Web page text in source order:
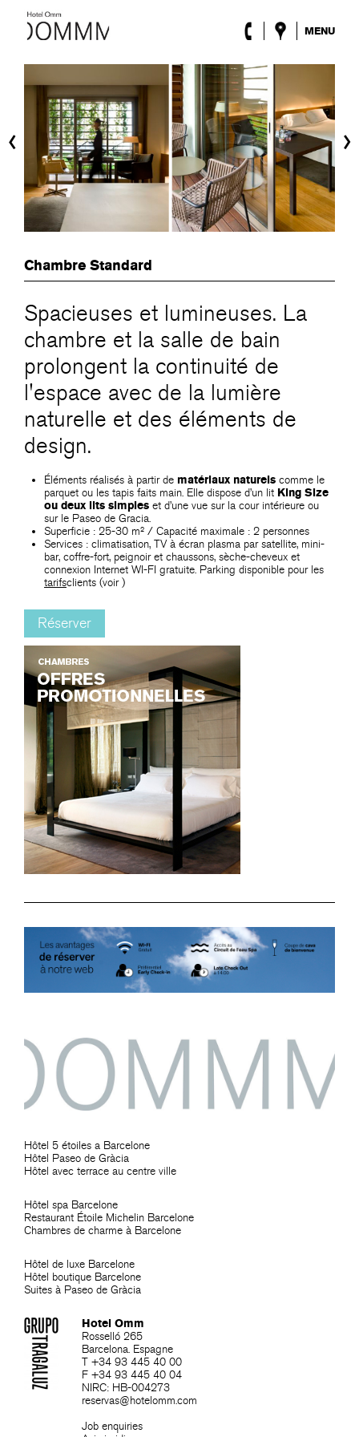
MENU
l’Hôtel
Roca Barcelona
Terrasse
Lobby & Club
Évènements
Promotions
Blog
‹ ›
Chambre Standard
Spacieuses et lumineuses. La
chambre et la salle de bain
prolongent la continuité de
l'espace avec de la lumière
naturelle et des éléments de
design.
Éléments réalisés à partir de matériaux naturels comme le
parquet ou les tapis faits main. Elle dispose d’un lit King Size
ou deux lits simples et d’une vue sur la cour intérieure ou
sur le Paseo de Gracia.
Superficie : 25-30 m² / Capacité maximale : 2 personnes
Services : climatisation, TV à écran plasma par satellite, mini-
bar, coffre-fort, peignoir et chaussons, sèche-cheveux et
connexion Internet WI-FI gratuite. Parking disponible pour les
clients (voir
tarifs )
Réserver
Hôtel 5 étoiles a Barcelone
Hôtel Paseo de Gràcia
Hôtel avec terrace au centre ville
Hôtel spa Barcelone
Restaurant Étoile Michelin Barcelone
Chambres de charme à Barcelone
Hôtel de luxe Barcelone
Hôtel boutique Barcelone
Suites à Paseo de Gràcia
Hotel Omm
Rosselló 265
Barcelona. Espagne
T +34 93 445 40 00
F +34 93 445 40 04
NIRC: HB-004273
reservas@hotelomm.com
Job enquiries